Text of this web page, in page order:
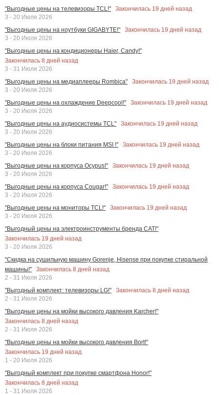
"Выгодные цены на телевизоры TCL!"
Закончилась 19 дней назад
3 - 20 Июля 2026
"Выгодные цены на ноутбуки GIGABYTE!"
Закончилась 19 дней назад
3 - 20 Июля 2026
"Выгодные цены на кондиционеры Haier, Candy!"
Закончилась 8 дней назад
3 - 31 Июля 2026
"Выгодные цены на медиаплееры Rombica"
Закончилась 19 дней назад
3 - 20 Июля 2026
"Выгодные цены на охлаждение Deepcool!"
Закончилась 19 дней назад
3 - 20 Июля 2026
"Выгодные цены на аудиосистемы TCL"
Закончилась 19 дней назад
3 - 20 Июля 2026
"Выгодные цены на блоки питания MSI !"
Закончилась 19 дней назад
3 - 20 Июля 2026
"Выгодные цены на корпуса Ocypus!"
Закончилась 19 дней назад
3 - 20 Июля 2026
"Выгодные цены на корпуса Cougar!"
Закончилась 19 дней назад
3 - 20 Июля 2026
"Выгодные цены на мониторы TCL!"
Закончилась 19 дней назад
3 - 20 Июля 2026
"Выгодный цены на электроинструменты бренда CAT!"
Закончилась 19 дней назад
3 - 20 Июля 2026
"Скидка на сушильную машину Gorenje, Hisense при покупке стиральной
машины!"
Закончилась 8 дней назад
2 - 31 Июля 2026
"Выгодный комплект: телевизоры LG!"
Закончилась 8 дней назад
2 - 31 Июля 2026
"Выгодные цены на мойки высокого давления Karcher!"
Закончилась 8 дней назад
2 - 31 Июля 2026
"Выгодные цены на мойки высокого давления Bort!"
Закончилась 19 дней назад
1 - 20 Июля 2026
"Выгодный комплект при покупке смартфона Honor!"
Закончилась 8 дней назад
1 - 31 Июля 2026